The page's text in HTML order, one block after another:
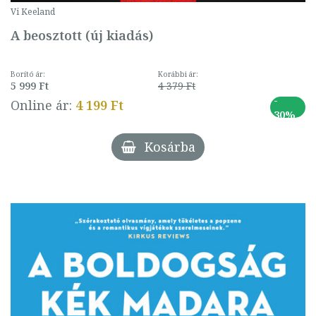
Vi Keeland
A beosztott (új kiadás)
Borító ár:
5 999 Ft
Korábbi ár:
4 379 Ft
Online ár: 4 199 Ft
-
30%
Kosárba